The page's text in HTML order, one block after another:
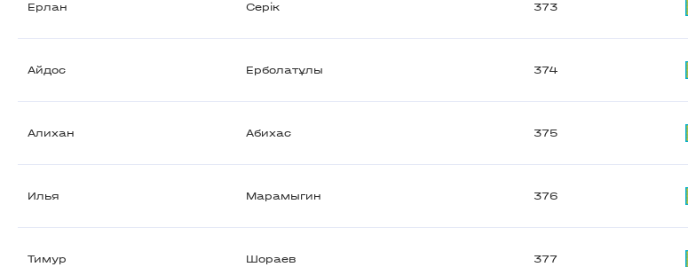
Ерлан Серік 373
Айдос Ерболатұлы 374
Алихан Абихас 375
Илья Марамыгин 376
Тимур Шораев 377